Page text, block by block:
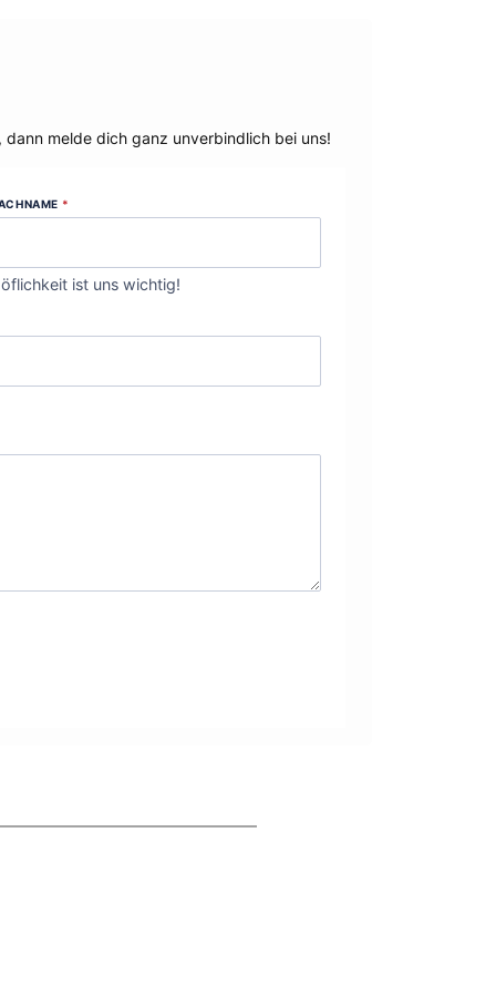
melde dich ganz unverbindlich bei uns!
*
ist uns wichtig!